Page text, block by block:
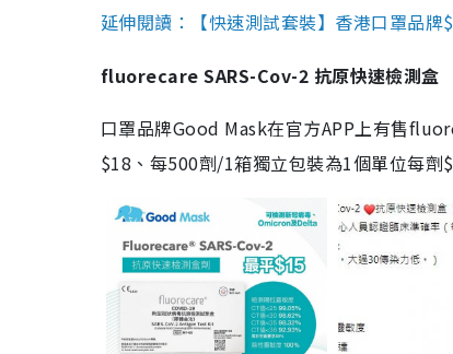
延伸閱讀：【快速測試套裝】香港口罩品
fluorecare SARS-Cov-2 抗原快速檢測盒
口罩品牌Good Mask在官方APP上有售
$18、每500劑/1箱獨立包裝為1個單位每劑